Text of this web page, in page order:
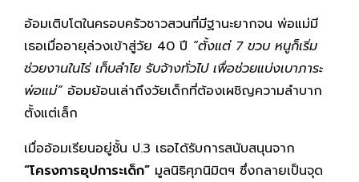
อ้อมเติบโตในครอบครัวชาวสวนที่มีฐานะยากจน พ่อแม่มี
เธอเมื่ออายุล่วงเข้าสู่วัย 40 ปี “ตั้งแต่ 7 ขวบ หนูก็เริ่ม
ช่วยงานในไร่ เก็บลำไย รับจ้างทั่วไป เพื่อช่วยแบ่งเบาภาระ
พ่อแม่”อ้อมย้อนเล่าถึงวัยเด็กที่ต้องเผชิญความลำบาก
ตั้งแต่เล็ก
เมื่ออ้อมเรียนอยู่ชั้น ป.3 เธอได้รับการสนับสนุนจาก
“โครงการอุปการะเด็ก” มูลนิธิศุภนิมิตฯ ซึ่งกลายเป็นจุด